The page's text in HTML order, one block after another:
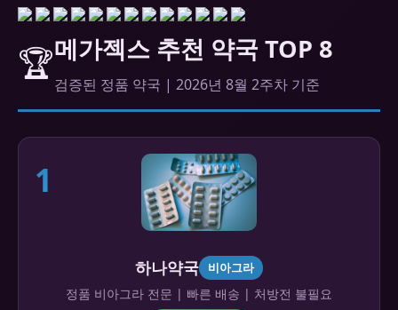
🏆메가젝스 추천 약국 TOP 8
검증된 정품 약국 | 2026년 8월 2주차 기준
1
하나약국 비아그라
정품 비아그라 전문 | 빠른 배송 | 처방전 불필요